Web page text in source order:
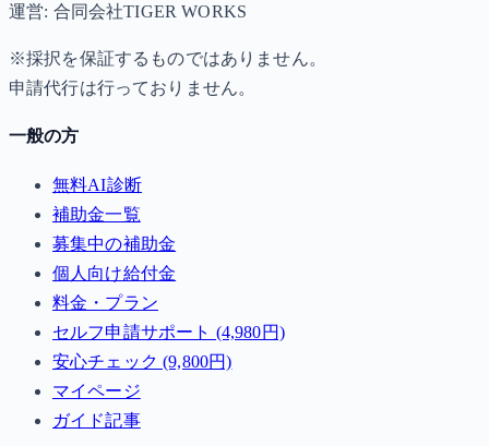
運営: 合同会社TIGER WORKS
※採択を保証するものではありません。
申請代行は行っておりません。
一般の方
無料AI診断
補助金一覧
募集中の補助金
個人向け給付金
料金・プラン
セルフ申請サポート (4,980円)
安心チェック (9,800円)
マイページ
ガイド記事